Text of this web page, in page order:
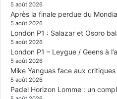
5 août 2026
Après la finale perdue du
5 août 2026
London P1 : Salazar et Osoro
5 août 2026
London P1 – Leygue / Geens à
5 août 2026
Mike Yanguas face aux
5 août 2026
Padel Horizon Lomme : un